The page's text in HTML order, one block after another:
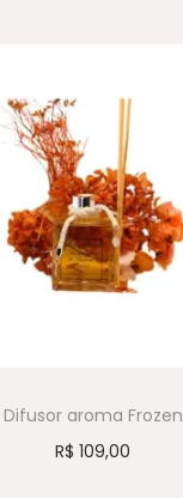
Difusor aroma Frozen
R$ 109,00